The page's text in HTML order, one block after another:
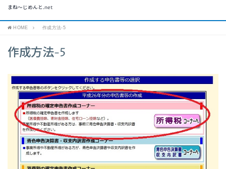
まね～じめんと.net
HOME 作成方法-5
作成方法-5